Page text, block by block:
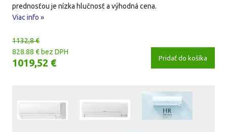
prednosťou je nízka hlučnosť a výhodná cena.
Viac info »
1132,8 €
828.88 € bez DPH
1019,52 € Pridať do košíka